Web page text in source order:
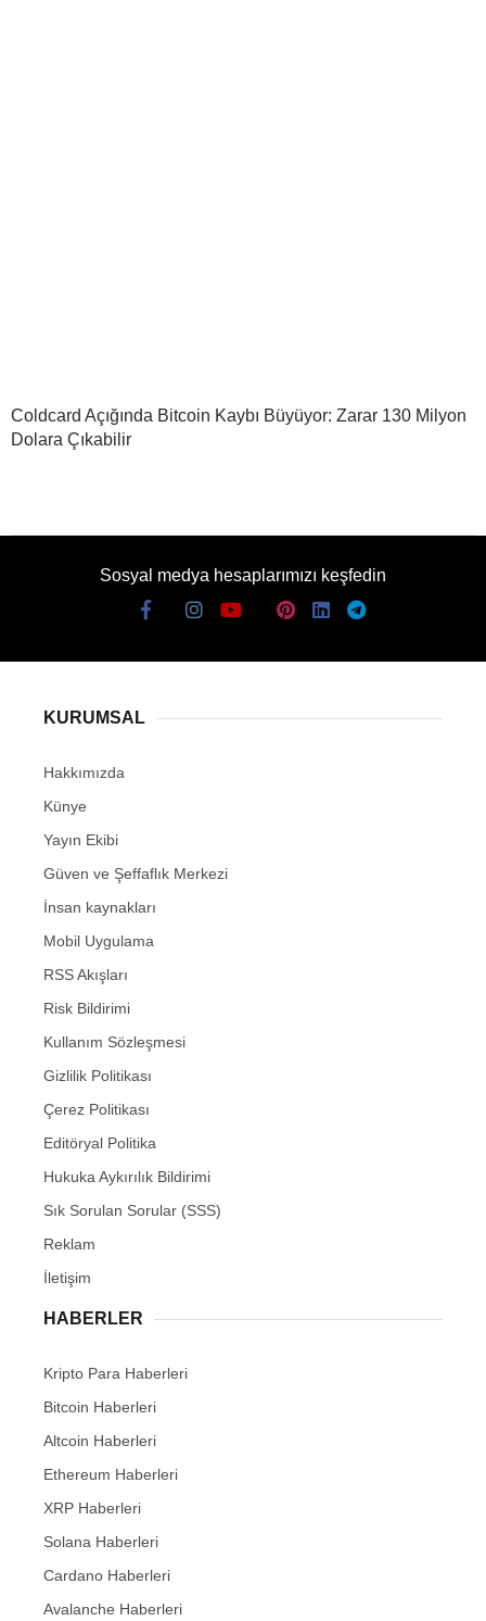
Coldcard Açığında Bitcoin Kaybı Büyüyor: Zarar 130 Milyon
Dolara Çıkabilir
Sosyal medya hesaplarımızı keşfedin
KURUMSAL
Hakkımızda
Künye
Yayın Ekibi
Güven ve Şeffaflık Merkezi
İnsan kaynakları
Mobil Uygulama
RSS Akışları
Risk Bildirimi
Kullanım Sözleşmesi
Gizlilik Politikası
Çerez Politikası
Editöryal Politika
Hukuka Aykırılık Bildirimi
Sık Sorulan Sorular (SSS)
Reklam
İletişim
HABERLER
Kripto Para Haberleri
Bitcoin Haberleri
Altcoin Haberleri
Ethereum Haberleri
XRP Haberleri
Solana Haberleri
Cardano Haberleri
Avalanche Haberleri